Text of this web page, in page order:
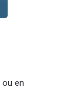
ou en